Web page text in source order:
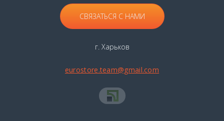
СВЯЗАТЬСЯ С НАМИ
г. Харьков
eurostore.team@gmail.com